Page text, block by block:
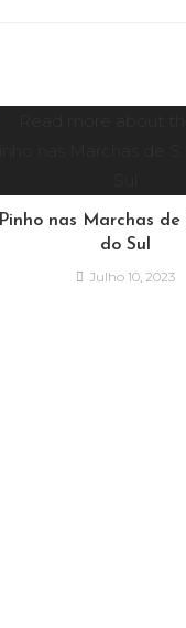
Pinho nas Marchas de
do Sul
Julho 10, 2023